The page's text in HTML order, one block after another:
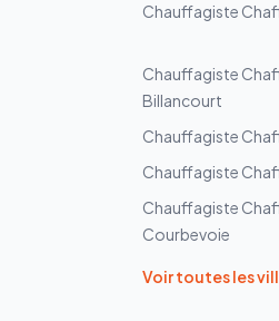
Chauffagiste
Chauffagiste
Billancourt
Chauffagiste
Chauffagiste
Chauffagiste
Courbevoie
Voir toutes les